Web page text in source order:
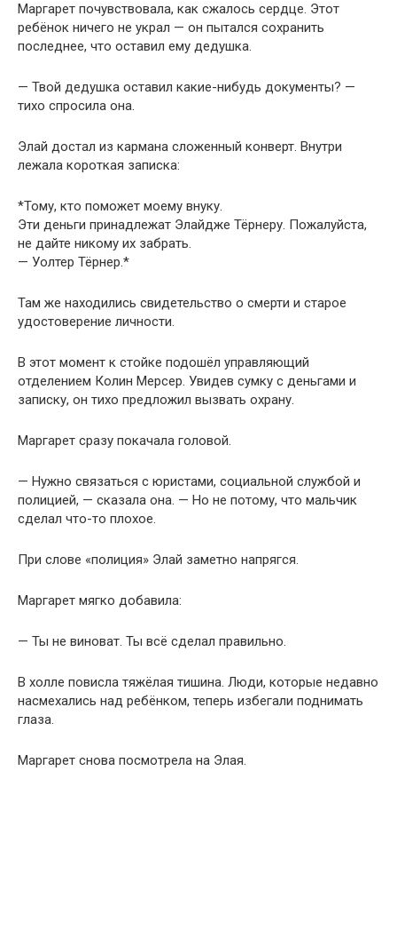
Маргарет почувствовала, как сжалось сердце. Этот
ребёнок ничего не украл — он пытался сохранить
последнее, что оставил ему дедушка.
— Твой дедушка оставил какие-нибудь документы? —
тихо спросила она.
Элай достал из кармана сложенный конверт. Внутри
лежала короткая записка:
*Тому, кто поможет моему внуку.
Эти деньги принадлежат Элайдже Тёрнеру. Пожалуйста,
не дайте никому их забрать.
— Уолтер Тёрнер.*
Там же находились свидетельство о смерти и старое
удостоверение личности.
В этот момент к стойке подошёл управляющий
отделением Колин Мерсер. Увидев сумку с деньгами и
записку, он тихо предложил вызвать охрану.
Маргарет сразу покачала головой.
— Нужно связаться с юристами, социальной службой и
полицией, — сказала она. — Но не потому, что мальчик
сделал что-то плохое.
При слове «полиция» Элай заметно напрягся.
Маргарет мягко добавила:
— Ты не виноват. Ты всё сделал правильно.
В холле повисла тяжёлая тишина. Люди, которые недавно
насмехались над ребёнком, теперь избегали поднимать
глаза.
Маргарет снова посмотрела на Элая.